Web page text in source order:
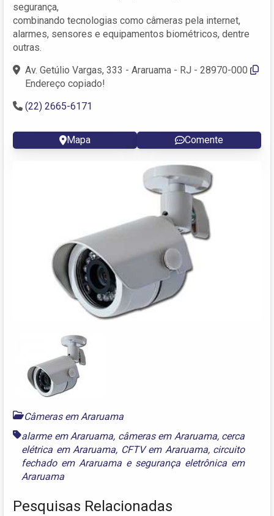
segurança,
combinando tecnologias como câmeras pela internet,
alarmes, sensores e equipamentos biométricos, dentre
outras.
Av. Getúlio Vargas, 333 - Araruama - RJ - 28970-000
Endereço copiado!
(22) 2665-6171
Mapa Comente
Câmeras em Araruama
alarme em Araruama, câmeras em Araruama, cerca
elétrica em Araruama, CFTV em Araruama, circuito
fechado em Araruama e segurança eletrônica em
Araruama
Pesquisas Relacionadas